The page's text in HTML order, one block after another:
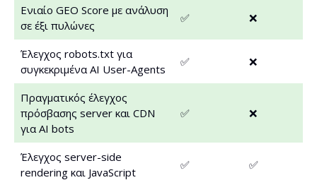
Ενιαίο GEO Score με ανάλυση
σε έξι πυλώνες
✅ ❌
Έλεγχος robots.txt για
συγκεκριμένα AI User-Agents
✅ ❌
Πραγματικός έλεγχος
πρόσβασης server και CDN
για AI bots
✅ ❌
Έλεγχος server-side
rendering και JavaScript
✅ ✅